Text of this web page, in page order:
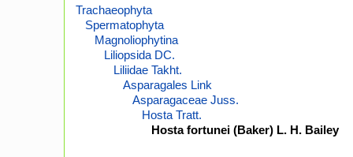
Trachaeophyta
Spermatophyta
Magnoliophytina
Liliopsida DC.
Liliidae Takht.
Asparagales Link
Asparagaceae Juss.
Hosta Tratt.
Hosta fortunei (Baker) L. H. Bailey